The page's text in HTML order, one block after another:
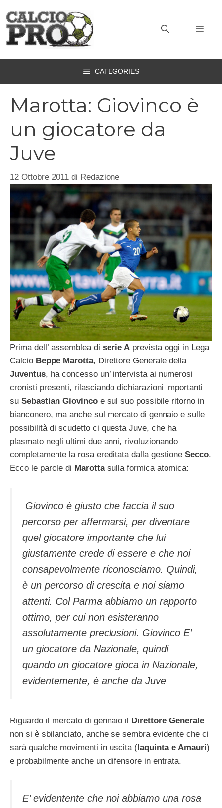
contenuto
CATEGORIES
Marotta: Giovinco è
un giocatore da
Juve
12 Ottobre 2011 di Redazione
Prima dell’ assemblea di serie A prevista oggi in Lega
Calcio Beppe Marotta, Direttore Generale della
Juventus, ha concesso un’ intervista ai numerosi
cronisti presenti, rilasciando dichiarazioni importanti
su Sebastian Giovinco e sul suo possibile ritorno in
bianconero, ma anche sul mercato di gennaio e sulle
possibilità di scudetto ci questa Juve, che ha
plasmato negli ultimi due anni, rivoluzionando
completamente la rosa ereditata dalla gestione Secco.
Ecco le parole di Marottasulla formica atomica:
Giovinco è giusto che faccia il suo
percorso per affermarsi, per diventare
quel giocatore importante che lui
giustamente crede di essere e che noi
consapevolmente riconosciamo. Quindi,
è un percorso di crescita e noi siamo
attenti. Col Parma abbiamo un rapporto
ottimo, per cui non esisteranno
assolutamente preclusioni. Giovinco E’
un giocatore da Nazionale, quindi
quando un giocatore gioca in Nazionale,
evidentemente, è anche da Juve
Riguardo il mercato di gennaio il Direttore Generale
non si è sbilanciato, anche se sembra evidente che ci
sarà qualche movimenti in uscita (Iaquinta e Amauri)
e probabilmente anche un difensore in entrata.
E’ evidentente che noi abbiamo una rosa